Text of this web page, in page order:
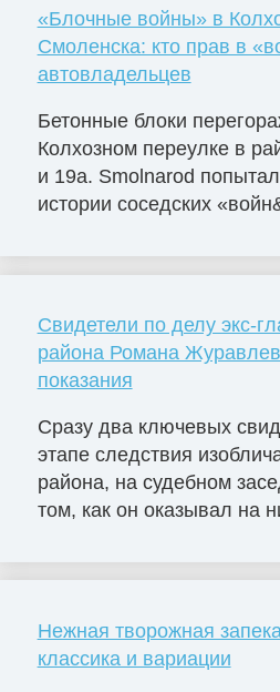
«Блочные войны» в
Смоленска: кто прав в
автовладельцев
Бетонные блоки
Колхозном переулке в
и 19а. Smolnarod
истории соседских
Свидетели по делу экс-
района Романа
показания
Сразу два ключевых
этапе следствия
района, на судебном
том, как он оказывал на
Нежная творожная
классика и вариации